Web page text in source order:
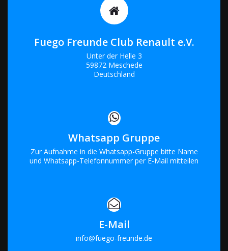
Fuego Freunde Club Renault e.V.
Unter der Helle 3
59872 Meschede
Deutschland
Whatsapp Gruppe
Zur Aufnahme in die Whatsapp-Gruppe bitte Name
und Whatsapp-Telefonnummer per E-Mail mitteilen
E-Mail
info@fuego-freunde.de